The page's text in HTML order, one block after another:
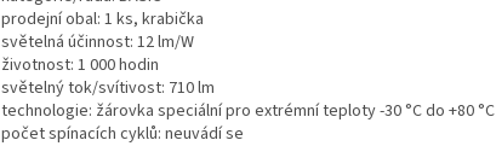
prodejní obal: 1 ks, krabička
světelná účinnost: 12 lm/W
životnost: 1 000 hodin
světelný tok/svítivost: 710 lm
technologie: žárovka speciální pro extrémní teploty -30 °C do +80 °C
počet spínacích cyklů: neuvádí se